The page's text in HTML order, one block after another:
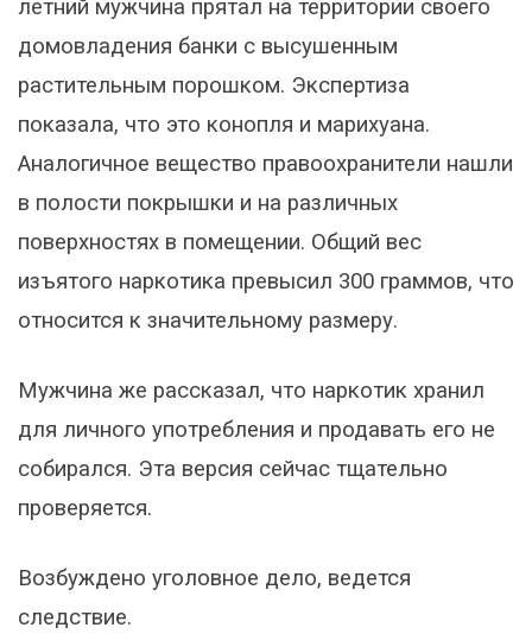
летний мужчина прятал на территории своего
домовладения банки с высушенным
растительным порошком. Экспертиза
показала, что это конопля и марихуана.
Аналогичное вещество правоохранители нашли
в полости покрышки и на различных
поверхностях в помещении. Общий вес
изъятого наркотика превысил 300 граммов, что
относится к значительному размеру.
Мужчина же рассказал, что наркотик хранил
для личного употребления и продавать его не
собирался. Эта версия сейчас тщательно
проверяется.
Возбуждено уголовное дело, ведется
следствие.